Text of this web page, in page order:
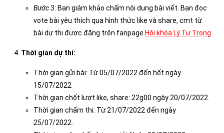
Bước 3:Ban giám khảo chấm nội dung bài viết. Bạn đọc
vote bài yêu thích qua hình thức like và share, cmt từ
bài dự thi được đăng trên fanpageHội khóa Lý Tự Trọng
Thời gian dự thi:
Thời gian gửi bài: Từ 05/07/2022 đến hết ngày
15/07/2022
Thời gian chốt lượt like, share: 22g00 ngày 20/07/2022.
Thời gian chấm thi: Từ 21/07/2022 đến ngày
25/07/2022.